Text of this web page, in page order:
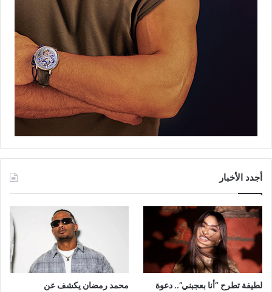
أجدد الأخبار
لطيفة تطرح “أنا بعجبني”.. دعوة
محمد رمضان يكشف عن